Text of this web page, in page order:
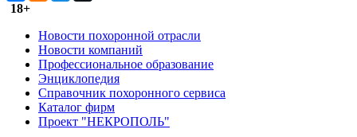
18+
Новости похоронной отрасли
Новости компаний
Профессиональное образование
Энциклопедия
Справочник похоронного сервиса
Каталог фирм
Проект "НЕКРОПОЛЬ"